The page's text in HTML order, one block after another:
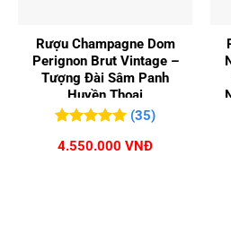
Rượu Champagne Dom
Perignon Brut Vintage –
Tượng Đài Sâm Panh
Huyền Thoại
đánh giá
(35)
4.550.000 VNĐ